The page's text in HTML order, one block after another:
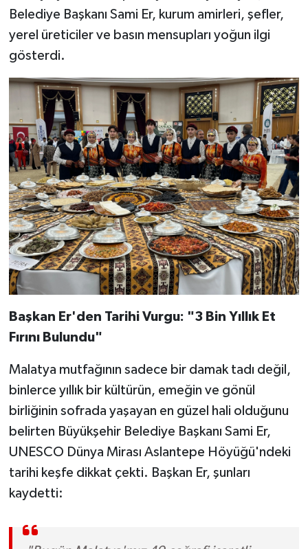
Belediye Başkanı Sami Er, kurum amirleri, şefler,
yerel üreticiler ve basın mensupları yoğun ilgi
gösterdi.
Başkan Er'den Tarihi Vurgu: "3 Bin Yıllık Et
Fırını Bulundu"
Malatya mutfağının sadece bir damak tadı değil,
binlerce yıllık bir kültürün, emeğin ve gönül
birliğinin sofrada yaşayan en güzel hali olduğunu
belirten Büyükşehir Belediye Başkanı Sami Er,
UNESCO Dünya Mirası Aslantepe Höyüğü'ndeki
tarihi keşfe dikkat çekti. Başkan Er, şunları
kaydetti: